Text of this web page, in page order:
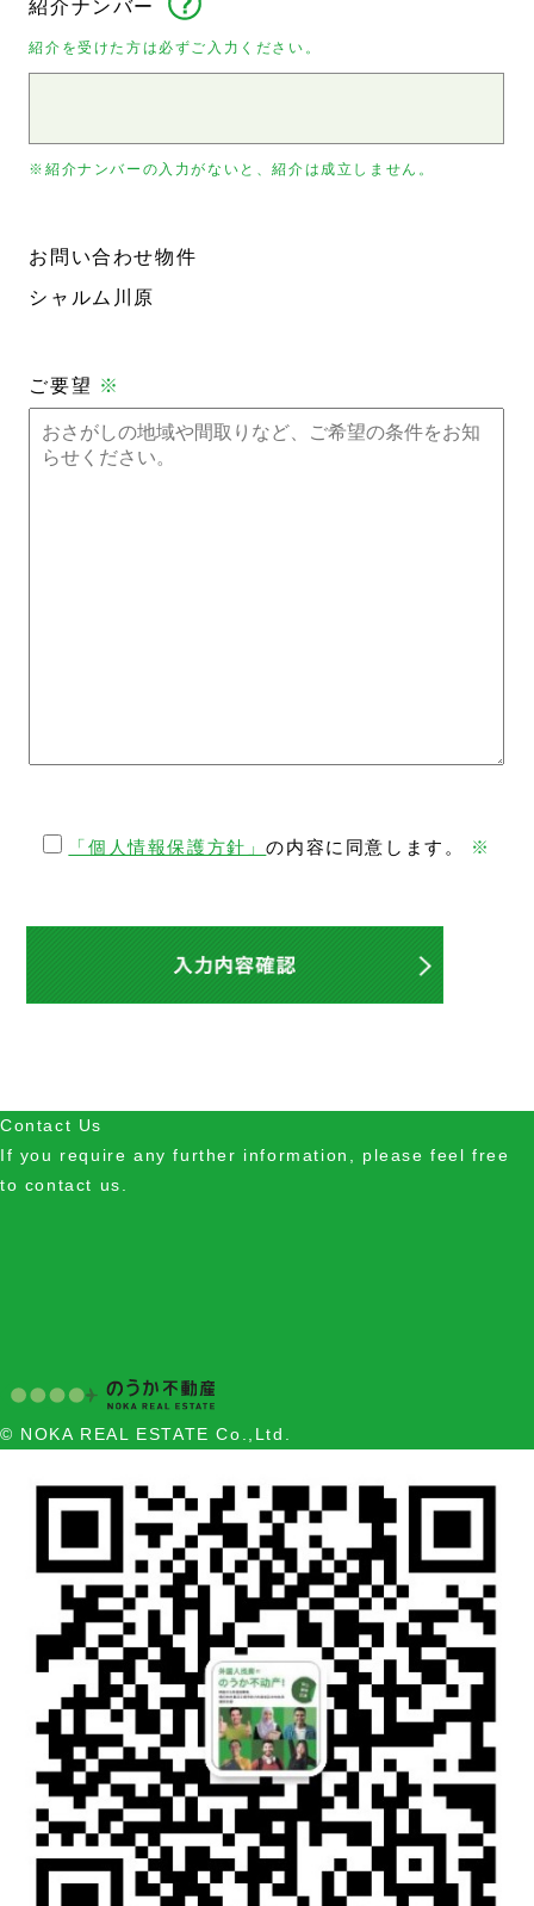
紹介ナンバー
紹介を受けた方は必ずご入力ください。
※紹介ナンバーの入力がないと、紹介は成立しません。
お問い合わせ物件
シャルム川原
ご要望 ※
「個人情報保護方針」の内容に同意します。 ※
Contact Us
If you require any further information, please feel free
to contact us.
© NOKA REAL ESTATE Co.,Ltd.